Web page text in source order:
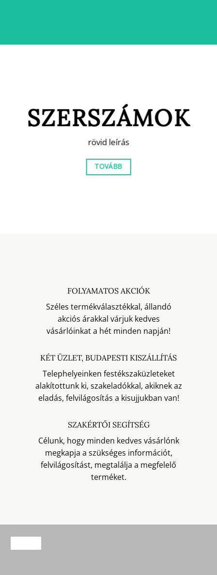
SZERSZÁMOK
rövid leírás
TOVÁBB
FOLYAMATOS AKCIÓK
Széles termékválasztékkal, állandó
akciós árakkal várjuk kedves
vásárlóinkat a hét minden napján!
KÉT ÜZLET, BUDAPESTI KISZÁLLÍTÁS
Telephelyeinken festékszaküzleteket
alakítottunk ki, szakeladókkal, akiknek az
eladás, felvilágosítás a kisujjukban van!
SZAKÉRTŐI SEGÍTSÉG
Célunk, hogy minden kedves vásárlónk
megkapja a szükséges információt,
felvilágosítást, megtalálja a megfelelő
terméket.